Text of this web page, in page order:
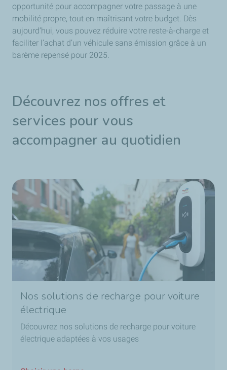
opportunité pour accompagner votre passage à une
mobilité propre, tout en maîtrisant votre budget. Dès
aujourd’hui, vous pouvez réduire votre reste-à-charge et
faciliter l’achat d’un véhicule sans émission grâce à un
barème repensé pour 2025.
Découvrez nos offres et
services pour vous
accompagner au quotidien
Nos solutions de recharge pour voiture
électrique
Découvrez nos solutions de recharge pour voiture
électrique adaptées à vos usages